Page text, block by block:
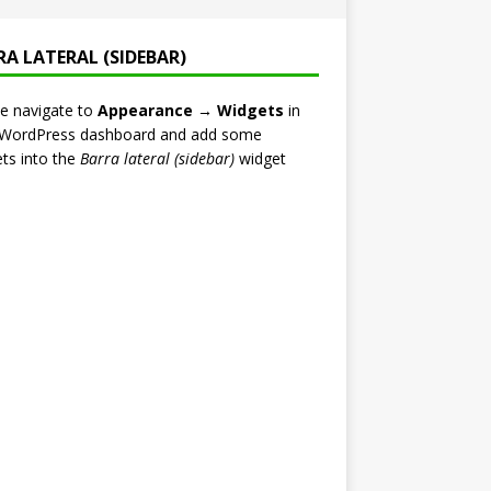
LATERAL (SIDEBAR)
navigate to Appearance → Widgets in
dashboard and add some
into the Barra lateral (sidebar)widget